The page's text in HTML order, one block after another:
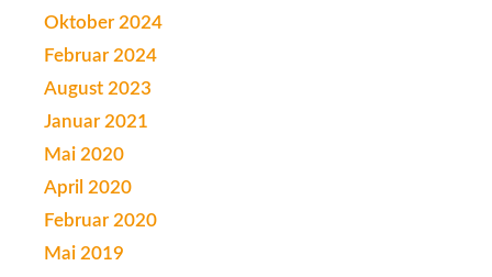
Oktober 2024
Februar 2024
August 2023
Januar 2021
Mai 2020
April 2020
Februar 2020
Mai 2019